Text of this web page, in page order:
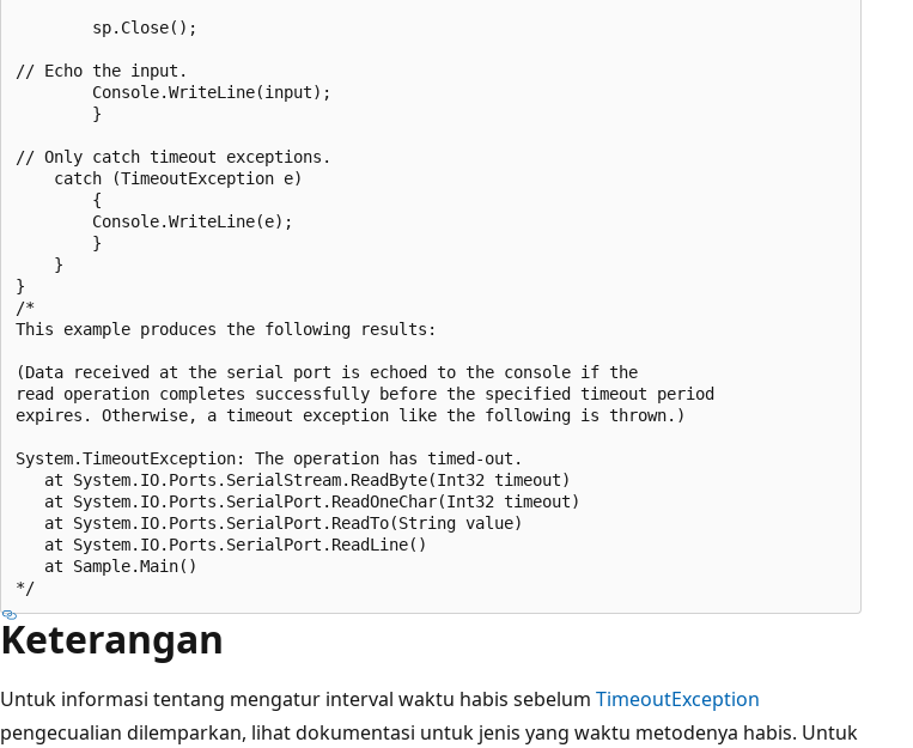
        sp.Close();
// Echo the input.
        Console.WriteLine(input);
        }
// Only catch timeout exceptions.
    catch (TimeoutException e)
        {
        Console.WriteLine(e);
        }
    }
}
/*
This example produces the following results:
(Data received at the serial port is echoed to the console if the
read operation completes successfully before the specified timeout period
expires. Otherwise, a timeout exception like the following is thrown.)
System.TimeoutException: The operation has timed-out.
   at System.IO.Ports.SerialStream.ReadByte(Int32 timeout)
   at System.IO.Ports.SerialPort.ReadOneChar(Int32 timeout)
   at System.IO.Ports.SerialPort.ReadTo(String value)
   at System.IO.Ports.SerialPort.ReadLine()
   at Sample.Main()
Keterangan
Untuk informasi tentang mengatur interval waktu habis sebelum TimeoutException
pengecualian dilemparkan, lihat dokumentasi untuk jenis yang waktu metodenya habis. Untuk